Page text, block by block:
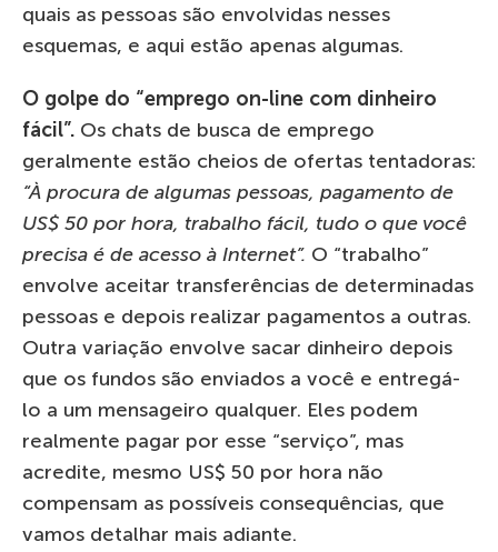
quais as pessoas são envolvidas nesses
esquemas, e aqui estão apenas algumas.
O golpe do “emprego on-line com dinheiro
fácil”. Os chats de busca de emprego
geralmente estão cheios de ofertas tentadoras:
“À procura de algumas pessoas, pagamento de
US$ 50 por hora, trabalho fácil, tudo o que você
precisa é de acesso à Internet”. O “trabalho”
envolve aceitar transferências de determinadas
pessoas e depois realizar pagamentos a outras.
Outra variação envolve sacar dinheiro depois
que os fundos são enviados a você e entregá-
lo a um mensageiro qualquer. Eles podem
realmente pagar por esse “serviço”, mas
acredite, mesmo US$ 50 por hora não
compensam as possíveis consequências, que
vamos detalhar mais adiante.